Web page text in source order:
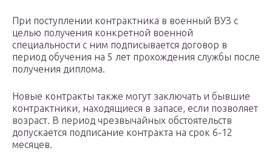
При поступлении контрактника в военный ВУЗ с
целью получения конкретной военной
специальности с ним подписывается договор в
период обучения на 5 лет прохождения службы после
получения диплома.
Новые контракты также могут заключать и бывшие
контрактники, находящиеся в запасе, если позволяет
возраст. В период чрезвычайных обстоятельств
допускается подписание контракта на срок 6-12
месяцев.